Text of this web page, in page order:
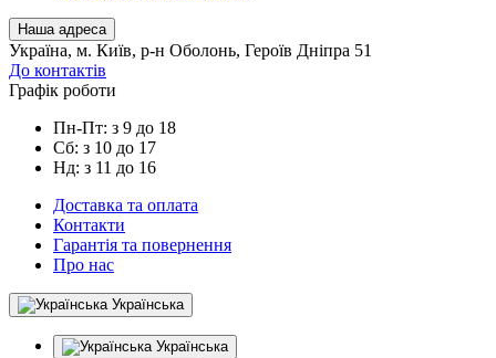
Наша адреса
Українa, м. Київ, р-н Оболонь, Героїв Дніпра 51
До контактів
Графік роботи
Пн-Пт: з 9 до 18
Сб: з 10 до 17
Нд: з 11 до 16
Доставка та оплата
Контакти
Гарантія та повернення
Про нас
Українська
Українська